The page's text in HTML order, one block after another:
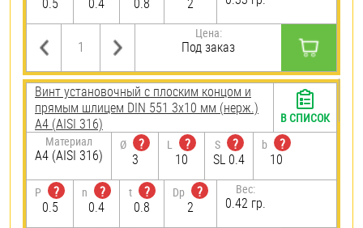
Цена:
Под заказ
Винт установочный с плоским концом и
прямым шлицем DIN 551 3х10 мм (нерж.)
A4 (AISI 316)
Материал
A4 (AISI 316)
Ø
?
3
L
?
10
S
?
SL 0.4
b
?
10
P
?
0.5
n
?
0.4
t
?
0.8
Dp
?
2
Вес:
0.42 гр.
В СПИСОК